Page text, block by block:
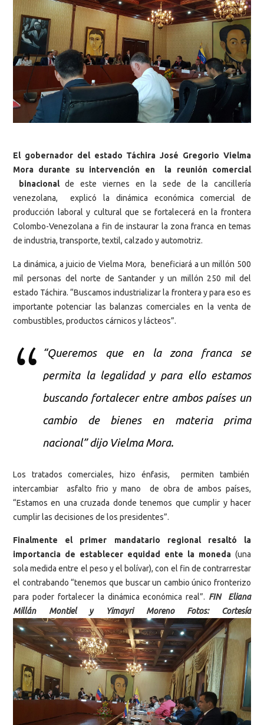
El gobernador del estado Táchira José Gregorio Vielma
Mora durante su intervención en la reunión comercial
binacionalde este viernes en la sede de la cancillería
venezolana, explicó la dinámica económica comercial de
producción laboral y cultural que se fortalecerá en la frontera
Colombo-Venezolana a fin de instaurar la zona franca en temas
de industria, transporte, textil, calzado y automotriz.
La dinámica, a juicio de Vielma Mora, beneficiará a un millón 500
mil personas del norte de Santander y un millón 250 mil del
estado Táchira. “Buscamos industrializar la frontera y para eso es
importante potenciar las balanzas comerciales en la venta de
combustibles, productos cárnicos y lácteos”.
“Queremos que en la zona franca se
permita la legalidad y para ello estamos
buscando fortalecer entre ambos países un
cambio de bienes en materia prima
nacional” dijo Vielma Mora.
Los tratados comerciales, hizo énfasis, permiten también
intercambiar asfalto frio y mano de obra de ambos países,
“Estamos en una cruzada donde tenemos que cumplir y hacer
cumplir las decisiones de los presidentes”.
Finalmente el primer mandatario regional resaltó la
importancia de establecer equidad ente la moneda (una
sola medida entre el peso y el bolívar), con el fin de contrarrestar
el contrabando “tenemos que buscar un cambio único fronterizo
para poder fortalecer la dinámica económica real”. FIN Eliana
Millán Montiel y Yimayri Moreno Fotos: Cortesía